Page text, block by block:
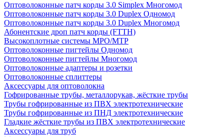
Оптоволоконные патч корды 3.0 Simplex Многомод
Оптоволоконные патч корды 3.0 Duplex Одномод
Оптоволоконные патч корды 3.0 Duplex Многомод
Абонентские дроп патч корды (FTTH)
Высокоплотные системы MPO/MTP
Оптоволоконные пигтейлы Одномод
Оптоволоконные пигтейлы Многомод
Оптоволоконные адаптеры и розетки
Оптоволоконные сплиттеры
Аксессуары для оптоволокна
Гофрированные трубы, металлорукав, жёсткие трубы
Трубы гофрированные из ПВХ электротехнические
Трубы гофрированные из ПНД электротехнические
Гладкие жёсткие трубы из ПВХ электротехнические
Аксессуары для труб